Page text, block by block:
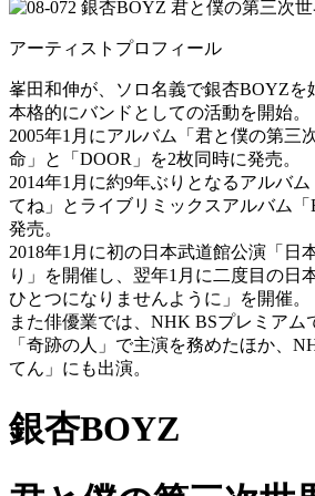
アーティストプロフィール
峯田和伸が、ソロ名義で銀杏BOYZを
本格的にバンドとしての活動を開始。
2005年1月にアルバム「君と僕の第三
命」と「DOOR」を2枚同時に発売。
2014年1月に約9年ぶりとなるアルバ
てね」とライブリミックスアルバム
発売。
2018年1月に初の日本武道館公演「日
り」を開催し、翌年1月に二度目の日
ひとつになりませんように」を開催。
また俳優業では、NHK BSプレミアム
「奇跡の人」で主演を務めたほか、
てん」にも出演。
銀杏BOYZ